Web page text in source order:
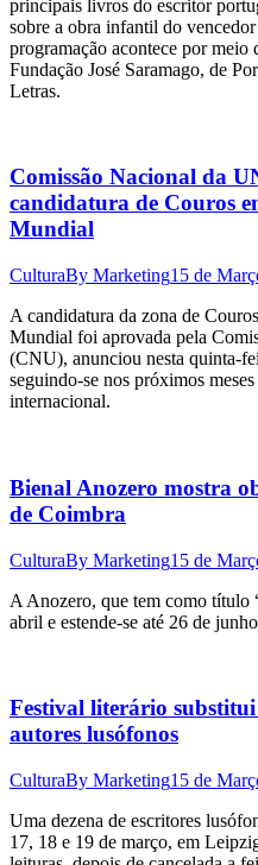
principais livros do escritor
sobre a obra infantil do
programação acontece por meio
Fundação José Saramago, de
Letras.
Comissão Nacional da
candidatura de Couros
Mundial
CulturaBy Marketing15 de
A candidatura da zona de
Mundial foi aprovada pela
(CNU), anunciou nesta quinta-
seguindo-se nos próximos
internacional.
Bienal Anozero mostra
de Coimbra
CulturaBy Marketing15 de
A Anozero, que tem como título
abril e estende-se até 26 de
Festival literário
autores lusófonos
CulturaBy Marketing15 de
Uma dezena de escritores
17, 18 e 19 de março, em